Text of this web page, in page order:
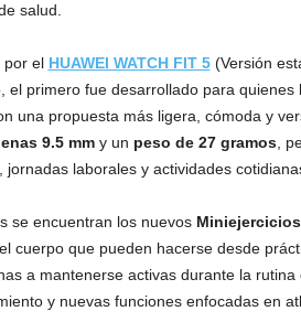
salud.
por el HUAWEI WATCH FIT 5(Versión
el primero fue desarrollado para quienes
una propuesta más ligera, cómoda y
9.5 mmy un peso de 27 gramos,
laborales y actividades
se encuentran los nuevos Miniejercicios
cuerpo que pueden hacerse desde
a mantenerse activas durante la rutina
y nuevas funciones enfocadas en